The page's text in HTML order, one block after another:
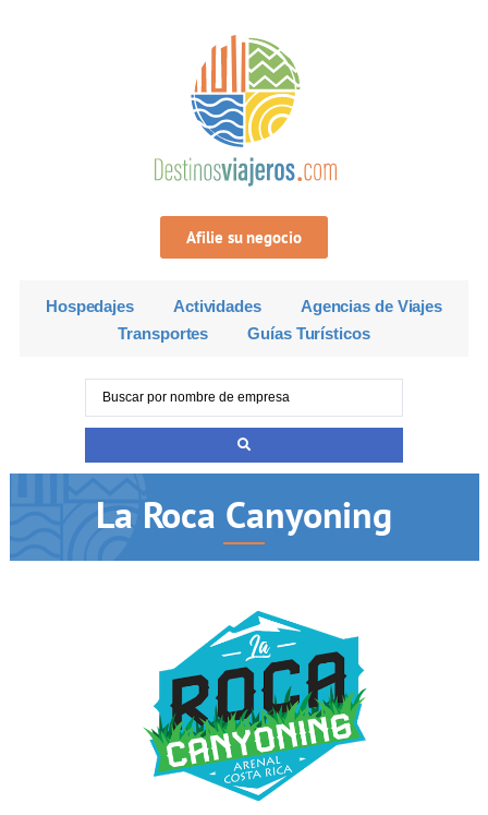
Afilie su negocio
Hospedajes Actividades
Agencias de Viajes
Transportes
Guías Turísticos
La Roca Canyoning